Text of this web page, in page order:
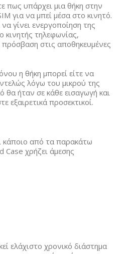
πως υπάρχει μια θήκη στην
για να μπεί μέσα στο κινητό.
γίνει ενεργοποίηση της
κινητής τηλεφωνίας,
πρόσβαση στις αποθηκευμένες
η θήκη μπορεί είτε να
λόγω του μικρού της
θα ήταν σε κάθε εισαγωγή και
εξαιρετικά προσεκτικοί.
κάποιο από τα παρακάτω
Case χρήζει άμεσης
ελάχιστο χρονικό διάστημα